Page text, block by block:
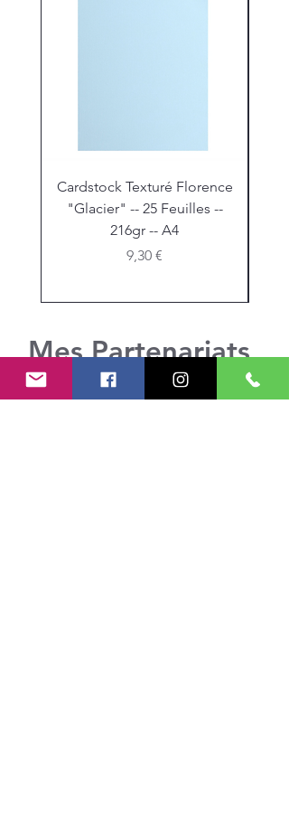
Cardstock Texturé Florence
"Glacier" -- 25 Feuilles --
216gr -- A4
Prix
9,30 €
Mes Partenariats